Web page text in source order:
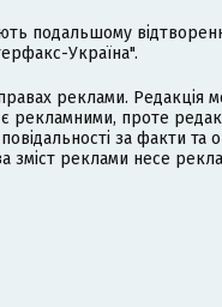
подальшому
Україна".
реклами. Редакція
рекламними, проте
за факти та
зміст реклами несе